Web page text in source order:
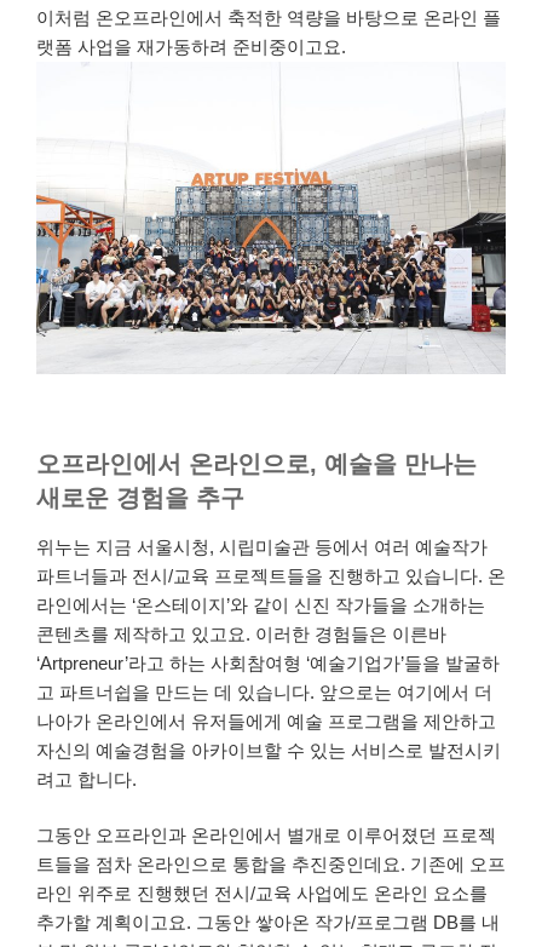
이처럼 온오프라인에서 축적한 역량을 바탕으로 온라인 플
랫폼 사업을 재가동하려 준비중이고요.
오프라인에서 온라인으로, 예술을 만나는
새로운 경험을 추구
위누는 지금 서울시청, 시립미술관 등에서 여러 예술작가
파트너들과 전시/교육 프로젝트들을 진행하고 있습니다. 온
라인에서는 ‘온스테이지’와 같이 신진 작가들을 소개하는
콘텐츠를 제작하고 있고요. 이러한 경험들은 이른바
‘Artpreneur’라고 하는 사회참여형 ‘예술기업가’들을 발굴하
고 파트너쉽을 만드는 데 있습니다. 앞으로는 여기에서 더
나아가 온라인에서 유저들에게 예술 프로그램을 제안하고
자신의 예술경험을 아카이브할 수 있는 서비스로 발전시키
려고 합니다.
그동안 오프라인과 온라인에서 별개로 이루어졌던 프로젝
트들을 점차 온라인으로 통합을 추진중인데요. 기존에 오프
라인 위주로 진행했던 전시/교육 사업에도 온라인 요소를
추가할 계획이고요. 그동안 쌓아온 작가/프로그램 DB를 내